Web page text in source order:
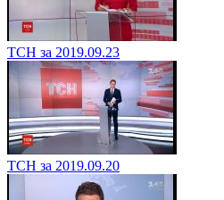
ТСН за 2019.09.23
ТСН за 2019.09.20